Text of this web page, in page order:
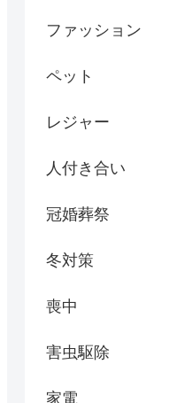
ファッション
ペット
レジャー
人付き合い
冠婚葬祭
冬対策
喪中
害虫駆除
家電